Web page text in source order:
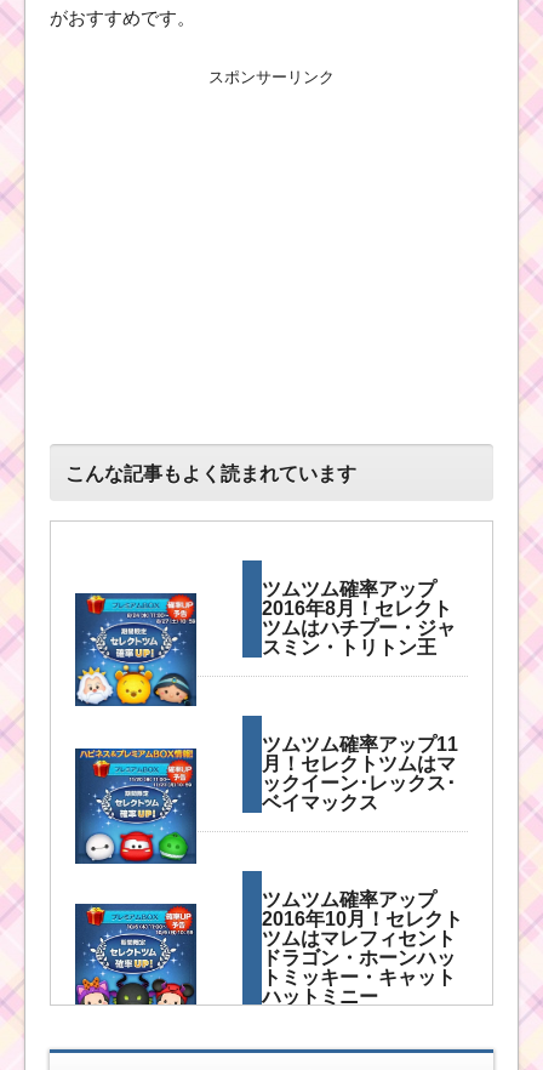
がおすすめです。
スポンサーリンク
こんな記事もよく読まれています
ツムツム確率アップ
2016年8月！セレクト
ツムはハチプー・ジャ
スミン・トリトン王
ツムツム確率アップ11
月！セレクトツムはマ
ックイーン･レックス･
ベイマックス
ツムツム確率アップ
2016年10月！セレクト
ツムはマレフィセント
ドラゴン・ホーンハッ
トミッキー・キャット
ハットミニー